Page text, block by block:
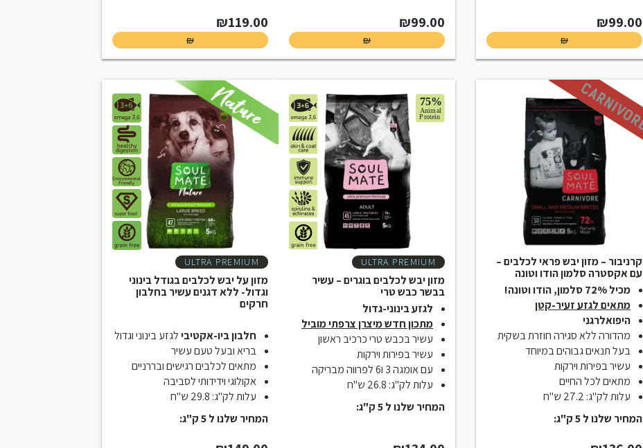
₪99.00
₪
₪99.00
₪
₪119.00
₪
קרניבור – מזון יבש פראי לכלבים –
עם אקסטרה סלמון הודו וטונה
מכיל 72% סלמון, הודו וטונה!
מתאים לגזע זעיר-קטן
היפואלרגני
מהדורה ללא סגירה חוזרת בשקית
בעל תנאים גבוהים במיוחד
עשיר בפירות וירקות
מתאים לכל החיים
עלות לק"ג: 27.2 ש"ח
המחיר שלנו ל 5 ק"ג:
ULTRA PREMIUM
מזון יבש לכלבים בוגרים – עשיר
בבשר כבש טרי
לגזע בינוני-גדול
מתכון חדש מיצרן צרפתי מוביל
עשיר בכבש טרי כרכיב ראשון
עשיר בפירות וירקות
עם אומגה 3 ו6 לפרווה מבריקה
עלות לק"ג: 26.8 ש"ח
המחיר שלנו ל 5 ק"ג:
ULTRA PREMIUM
מזון על יבש לכלבים בגודל בינוני
וגדול- ללא דגנים עשיר בחלבון
חרקים
חלבון ביו-אקטיבילגזע בינוני וגדול
בריא ובעל טעם עשיר
מתאים לכלבים רגישים ובררניים
אקולוגי וידידותי לסביבה
עלות לק"ג: 29.8 ש"ח
המחיר שלנו ל 5 ק"ג: